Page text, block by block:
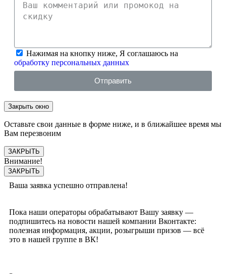
Нажимая на кнопку ниже, Я соглашаюсь на
обработку персональных данных
Отправить
Закрыть окно
Оставьте свои данные в форме ниже, и в ближайшее время мы
Вам перезвоним
ЗАКРЫТЬ
Внимание!
ЗАКРЫТЬ
Ваша заявка успешно отправлена!
Пока наши операторы обрабатывают Вашу заявку —
подпишитесь на новости нашей компании Вконтакте:
полезная информация, акции, розыгрыши призов — всё
это в нашей группе в ВК!